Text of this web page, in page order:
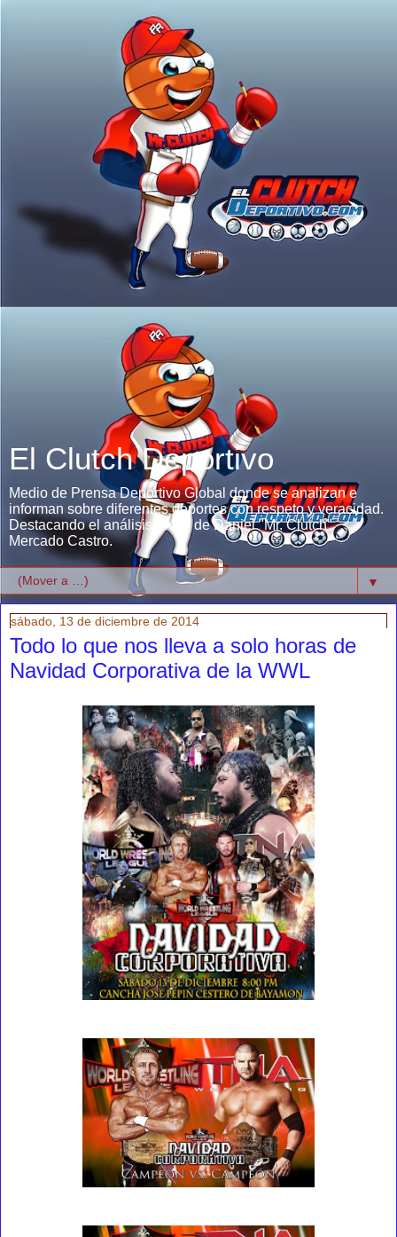
El Clutch Deportivo
Medio de Prensa Deportivo Global donde se analizan e
informan sobre diferentes deportes con respeto y veracidad.
Destacando el análisis único de Daniel "Mr. Clutch"
Mercado Castro.
▼
sábado, 13 de diciembre de 2014
Todo lo que nos lleva a solo horas de
Navidad Corporativa de la WWL